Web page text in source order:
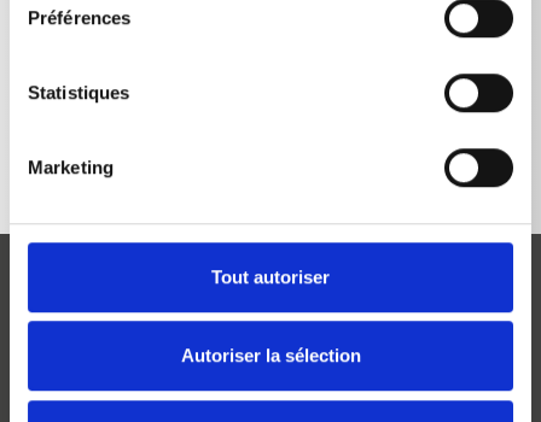
Préférences
Statistiques
Marketing
Tout autoriser
Autoriser la sélection
Josef Kränzle GmbH & Co. KG